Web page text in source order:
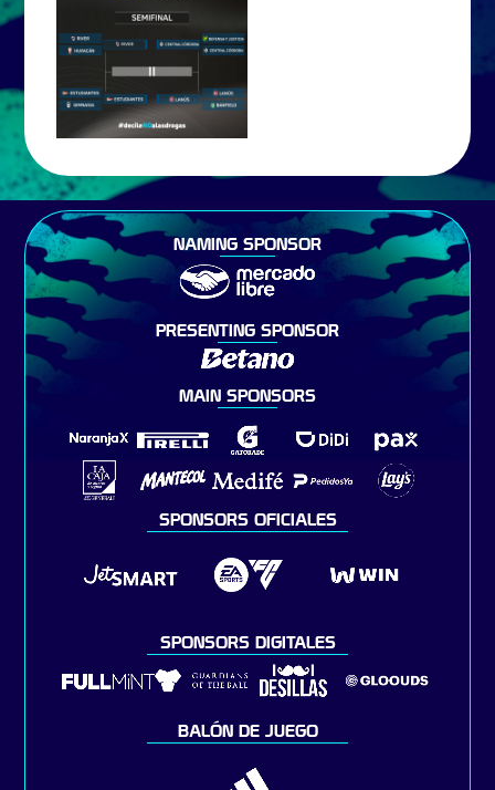
NAMING SPONSOR
PRESENTING SPONSOR
MAIN SPONSORS
SPONSORS OFICIALES
SPONSORS DIGITALES
BALÓN DE JUEGO